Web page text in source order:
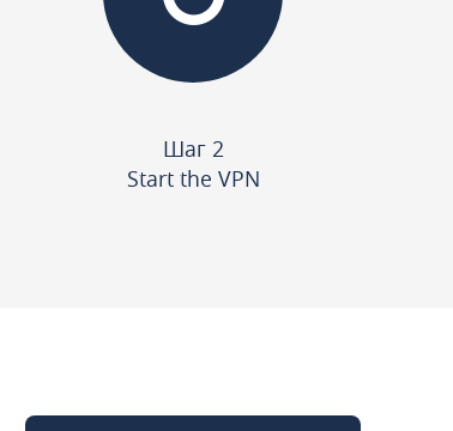
Шаг 2
Start the VPN